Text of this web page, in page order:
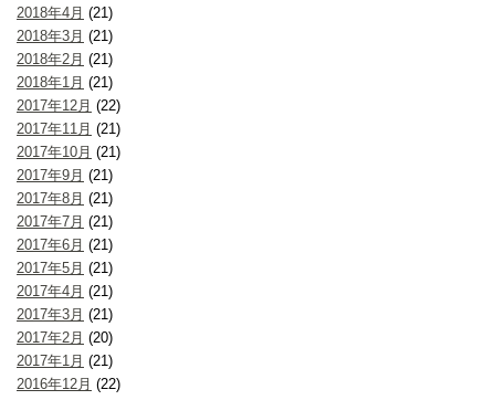
2018年4月 (21)
2018年3月 (21)
2018年2月 (21)
2018年1月 (21)
2017年12月 (22)
2017年11月 (21)
2017年10月 (21)
2017年9月 (21)
2017年8月 (21)
2017年7月 (21)
2017年6月 (21)
2017年5月 (21)
2017年4月 (21)
2017年3月 (21)
2017年2月 (20)
2017年1月 (21)
2016年12月 (22)